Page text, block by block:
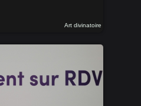
Art divinatoire